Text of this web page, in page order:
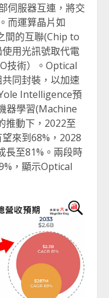
伺服器互連，將交
而運算晶片如
間的互聯(Chip to
用光訊號取代電
技術）。Optical
同封裝，以加速
Intelligence預
器學習(Machine
推動下，2022至
來到68%，2028
長至81%。兩段時
，顯示Optical